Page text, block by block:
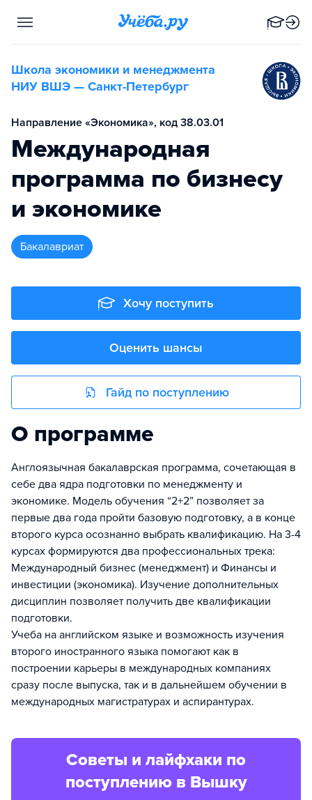
Школа экономики и менеджмента
НИУ ВШЭ — Санкт-Петербург
Направление «Экономика», код 38.03.01
Международная
программа по бизнесу
и экономике
бакалавриат
Хочу поступить
Оценить шансы
Гайд по поступлению
О программе
Англоязычная бакалаврская программа, сочетающая в
себе два ядра подготовки по менеджменту и
экономике. Модель обучения “2+2” позволяет за
первые два года пройти базовую подготовку, а в конце
второго курса осознанно выбрать квалификацию. На 3-4
курсах формируются два профессиональных трека:
Международный бизнес (менеджмент) и Финансы и
инвестиции (экономика). Изучение дополнительных
дисциплин позволяет получить две квалификации
подготовки.
Учеба на английском языке и возможность изучения
второго иностранного языка помогают как в
построении карьеры в международных компаниях
сразу после выпуска, так и в дальнейшем обучении в
международных магистратурах и аспирантурах.
Советы и лайфхаки по
поступлению в Вышку